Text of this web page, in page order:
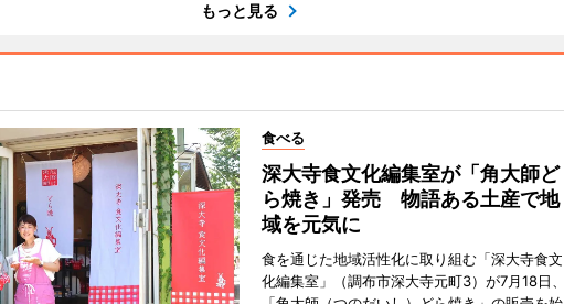
もっと見る
食べる
深大寺食文化編集室が「角大師ど
ら焼き」発売 物語ある土産で地
域を元気に
食を通じた地域活性化に取り組む「深大寺食文
化編集室」（調布市深大寺元町3）が7月18日、